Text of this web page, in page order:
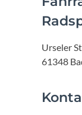
Urseler
61348